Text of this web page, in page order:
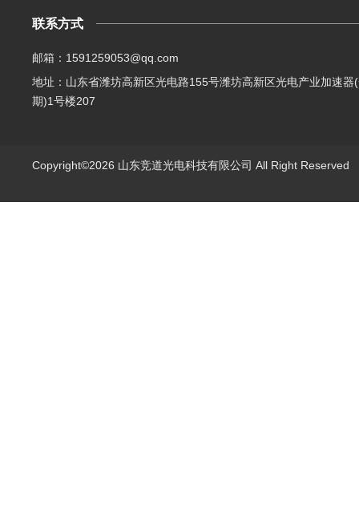
联系方式
邮箱：1591259053@qq.com
地址：山东省潍坊高新区光电路155号潍坊高新区光电产业加速器
期)1号楼207
Copyright©2026 山东竞道光电科技有限公司 All Right